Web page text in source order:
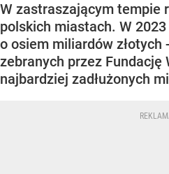
W zastraszającym tempie
polskich miastach. W
o osiem miliardów złotych
zebranych przez Fundację
najbardziej zadłużonych